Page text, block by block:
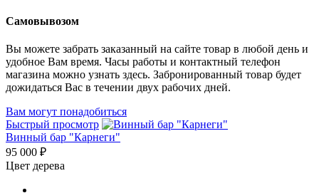
Самовывозом
Вы можете забрать заказанный на сайте товар в любой день и
удобное Вам время. Часы работы и контактный телефон
магазина можно узнать здесь. Забронированный товар будет
дожидаться Вас в течении двух рабочих дней.
Вам могут понадобиться
Быстрый просмотр
Винный бар "Карнеги"
95 000 ₽
Цвет дерева